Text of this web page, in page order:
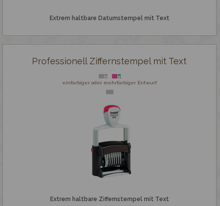
Extrem haltbare Datumstempel mit Text
Professionell Ziffernstempel mit Text
einfarbiger oder mehrfarbiger Entwurf
Extrem haltbare Ziffernstempel mit Text